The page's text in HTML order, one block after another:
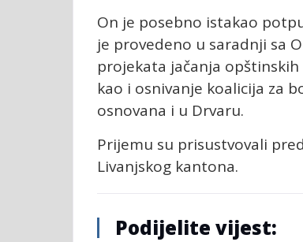
On je posebno istakao
je provedeno u saradnji sa
projekata jačanja
kao i osnivanje koalicija za
osnovana i u Drvaru.
Prijemu su prisustvovali
Livanjskog kantona.
Podijelite vijest: